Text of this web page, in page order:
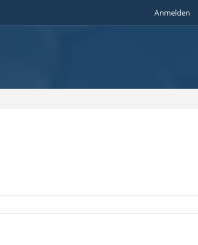
Anmelden